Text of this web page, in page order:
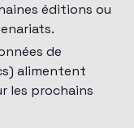
éditions ou
de
alimentent
les prochains